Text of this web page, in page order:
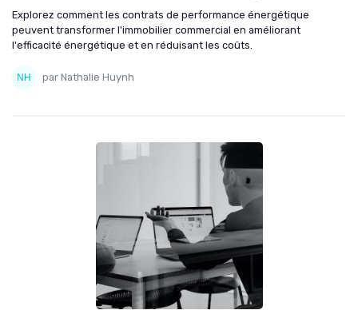
Explorez comment les contrats de performance énergétique
peuvent transformer l'immobilier commercial en améliorant
l'efficacité énergétique et en réduisant les coûts.
par Nathalie Huynh